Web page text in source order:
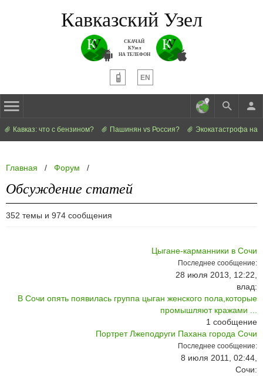
Кавказский Узел
СКАЧАЙ
КУзел
НА ТЕЛЕФОН
EN
Кавказ: что с бензином? Пашинян vs Россия? Экокатастрофа на
Главная / Форум /
Обсуждение статей
352 темы и 974 сообщения
Цыгане-карманники в Сочи
Последнее сообщение:
28 июля 2013, 12:22,
влад:
В Сочи опять появилась группа цыган женского пола,которые
промышляют кражами ...
1 сообщение
Портрет Лжеподруги Пахана города Сочи
Последнее сообщение:
8 июля 2011, 02:44,
Сочи: